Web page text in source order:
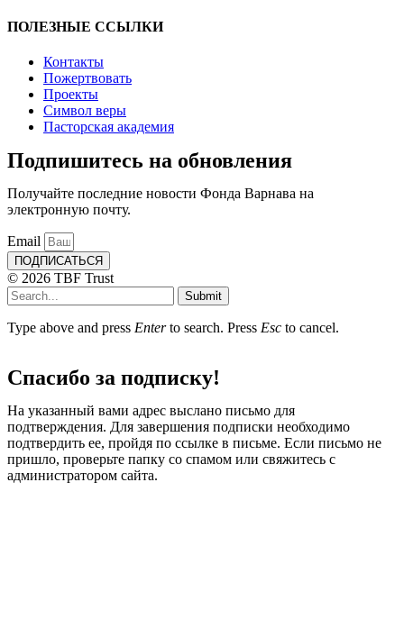
ПОЛЕЗНЫЕ ССЫЛКИ
Контакты
Пожертвовать
Проекты
Символ веры
Пасторская академия
Подпишитесь на обновления
Получайте последние новости Фонда Варнава на
электронную почту.
Email
ПОДПИСАТЬСЯ
© 2026 TBF Trust
Submit
Type above and press Enterto search. Press Esc to cancel.
Спасибо за подписку!
На указанный вами адрес выслано письмо для
подтверждения. Для завершения подписки необходимо
подтвердить ее, пройдя по ссылке в письме. Если письмо не
пришло, проверьте папку со спамом или свяжитесь с
администратором сайта.